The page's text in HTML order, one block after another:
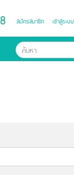
สมัครสมาชิก เข้าสู่ระบบ